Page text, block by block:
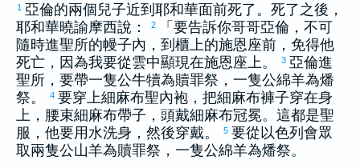
1 亞倫的兩個兒子近到耶和華面前死了。死了之後，
耶和華曉諭摩西說： 2 「要告訴你哥哥亞倫 ，不可
隨時進聖所的幔子內，到櫃上的施恩座前，免得他
死亡，因為我要從雲中顯現在施恩座上。
3 亞倫進
聖所，要帶一隻公牛犢為贖罪祭，一隻公綿羊為燔
祭。
4 要穿上細麻布聖內袍，把細麻布褲子穿在身
上，腰束細麻布帶子，頭戴細麻布冠冕。這都是聖
服，他要用水洗身，然後穿戴。
5 要從 以色列 會眾
取兩隻公山羊為贖罪祭，一隻公綿羊為燔祭。